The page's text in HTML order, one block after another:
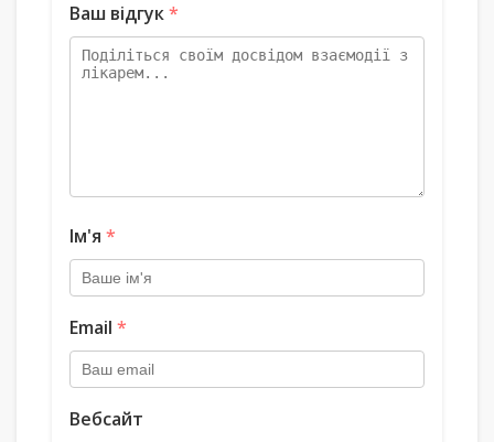
Ваш відгук*
Ім'я *
Email *
Вебсайт